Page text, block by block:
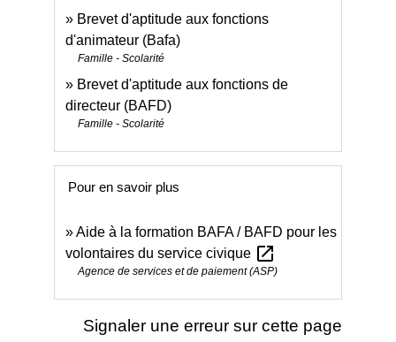
Brevet d'aptitude aux fonctions
d'animateur (Bafa)
Famille - Scolarité
Brevet d'aptitude aux fonctions de
directeur (BAFD)
Famille - Scolarité
Pour en savoir plus
Aide à la formation BAFA / BAFD pour les
volontaires du service civique open_in_new
Agence de services et de paiement (ASP)
Signaler une erreur sur cette page